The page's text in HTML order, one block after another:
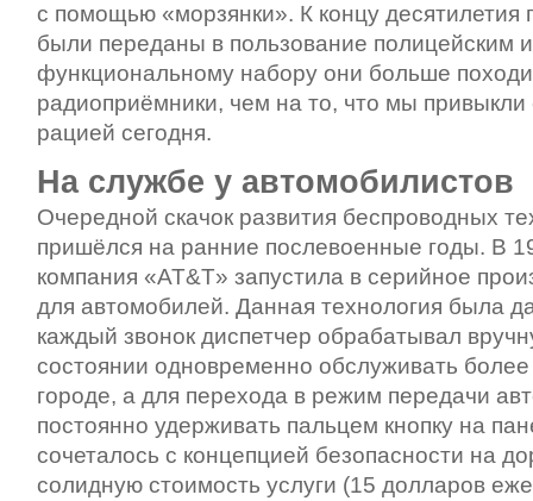
с помощью «морзянки». К концу
были переданы в пользование полицейским
функциональному набору они больше
радиоприёмники, чем на то, что мы привыкли
рацией сегодня.
На службе у автомобилистов
Очередной скачок развития беспроводных
пришёлся на ранние послевоенные годы. В
компания «AT&T» запустила в серийное
для автомобилей. Данная технология была
каждый звонок диспетчер обрабатывал
состоянии одновременно обслуживать
городе, а для перехода в режим передачи
постоянно удерживать пальцем кнопку на
сочеталось с концепцией безопасности на
солидную стоимость услуги (15 долларов